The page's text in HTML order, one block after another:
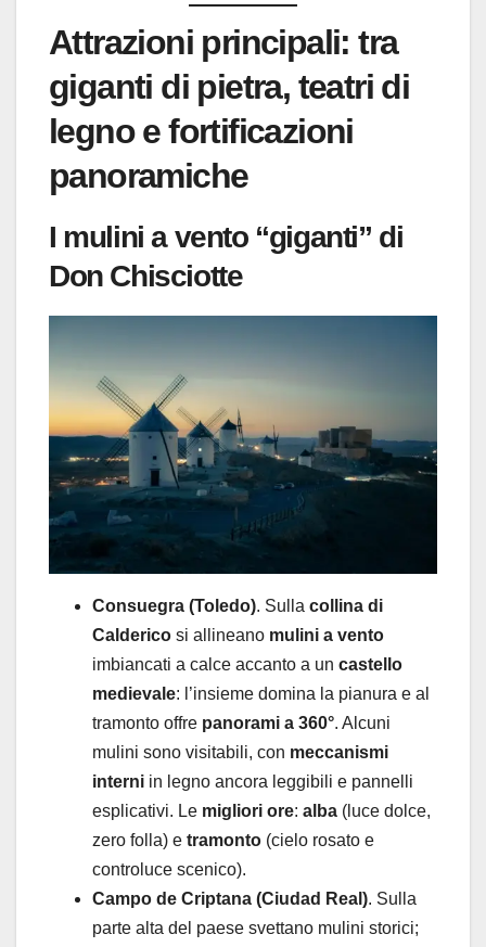
Attrazioni principali: tra
giganti di pietra, teatri di
legno e fortificazioni
panoramiche
I mulini a vento “giganti” di
Don Chisciotte
Consuegra (Toledo). Sulla collina di
Calderico si allineano mulini a vento
imbiancati a calce accanto a un castello
medievale: l’insieme domina la pianura e al
tramonto offre panorami a 360°. Alcuni
mulini sono visitabili, con meccanismi
interni in legno ancora leggibili e pannelli
esplicativi. Le migliori ore: alba (luce dolce,
zero folla) e tramonto (cielo rosato e
controluce scenico).
Campo de Criptana (Ciudad Real). Sulla
parte alta del paese svettano mulini storici;